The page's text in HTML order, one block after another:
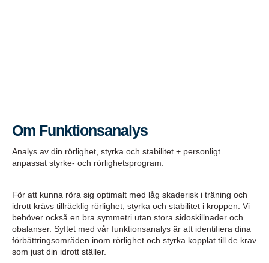
Om Funktionsanalys
Analys av din rörlighet, styrka och stabilitet + personligt
anpassat styrke- och rörlighetsprogram.
För att kunna röra sig optimalt med låg skaderisk i träning och
idrott krävs tillräcklig rörlighet, styrka och stabilitet i kroppen. Vi
behöver också en bra symmetri utan stora sidoskillnader och
obalanser. Syftet med vår funktionsanalys är att identifiera dina
förbättringsområden inom rörlighet och styrka kopplat till de krav
som just din idrott ställer.